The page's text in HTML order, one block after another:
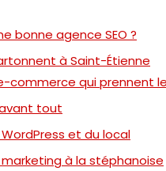
bonne agence SEO ?
à Saint-Étienne
e-commerce qui prennent
tout
et du local
à la stéphanoise